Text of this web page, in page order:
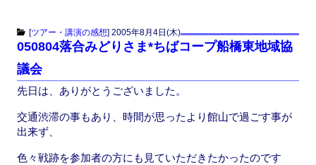
c
e
b
o
o
k
st
o
d
o
n
ail
[ツアー・講演の感想] 2005年8月4日(木)
050804落合みどりさま*ちばコープ船橋東地域協
議会
先日は、ありがとうございました。
交通渋滞の事もあり、時間が思ったより館山で過ごす事が
出来ず、
色々戦跡を参加者の方にも見ていただきたかったのです